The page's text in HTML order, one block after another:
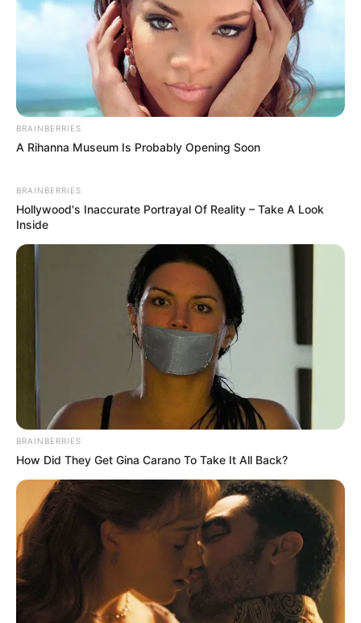
BRAINBERRIES
A Rihanna Museum Is Probably Opening Soon
BRAINBERRIES
Hollywood's Inaccurate Portrayal Of Reality – Take A Look
Inside
BRAINBERRIES
How Did They Get Gina Carano To Take It All Back?